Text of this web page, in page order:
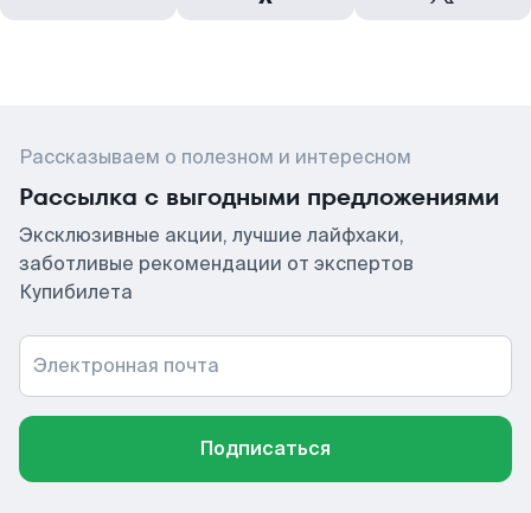
Рассказываем о полезном и интересном
Рассылка с выгодными предложениями
Эксклюзивные акции, лучшие лайфхаки,
заботливые рекомендации от экспертов
Купибилета
Электронная почта
Подписаться